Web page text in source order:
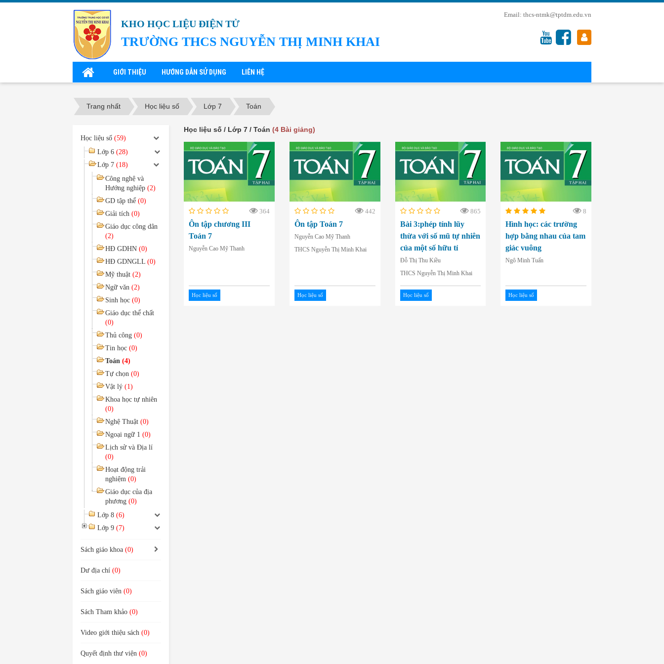
KHO HỌC LIỆU ĐIỆN TỬ
TRƯỜNG THCS NGUYỄN THỊ MINH KHAI
GIỚI THIỆU HƯỚNG DẪN SỬ DỤNG LIÊN HỆ
thcs-ntmk@tptdm.edu.vn
Trang nhất Học liệu số Lớp 7 Toán
Học liệu số / Lớp 7 / Toán (4 Bài giảng)
364
Ôn tập chương III
Toán 7
Nguyễn Cao Mỹ Thanh
Học liệu số
442
Ôn tập Toán 7
Nguyễn Cao Mỹ Thanh
THCS Nguyễn Thị Minh Khai
Học liệu số
865
Bài 3:phép tính lũy
thừa với số mũ tự nhiên
của một số hữu tỉ
Đỗ Thị Thu Kiều
THCS Nguyễn Thị Minh Khai
Học liệu số
8
Hình học: các trường
hợp bằng nhau của tam
giác vuông
Ngô Minh Tuấn
Học liệu số
Học liệu số (59)
Lớp 6 (28)
Lớp 7 (18)
Công nghệ và
Hướng nghiệp (2)
GD tập thể (0)
Giải tích (0)
Giáo dục công dân
(2)
HĐ GDHN (0)
HĐ GDNGLL (0)
Mỹ thuật (2)
Ngữ văn (2)
Sinh học (0)
Giáo dục thể chất
(0)
Thủ công (0)
Tin học (0)
Toán (4)
Tự chọn (0)
Vật lý (1)
Khoa học tự nhiên
(0)
Nghệ Thuật (0)
Ngoại ngữ 1 (0)
Lịch sử và Địa lí
(0)
Hoạt động trải
nghiệm (0)
Giáo dục của địa
phương (0)
Lớp 8 (6)
Lớp 9 (7)
Sách giáo khoa (0)
Dư địa chí (0)
Sách giáo viên (0)
Sách Tham khảo (0)
Video giới thiệu sách (0)
Quyết định thư viện (0)